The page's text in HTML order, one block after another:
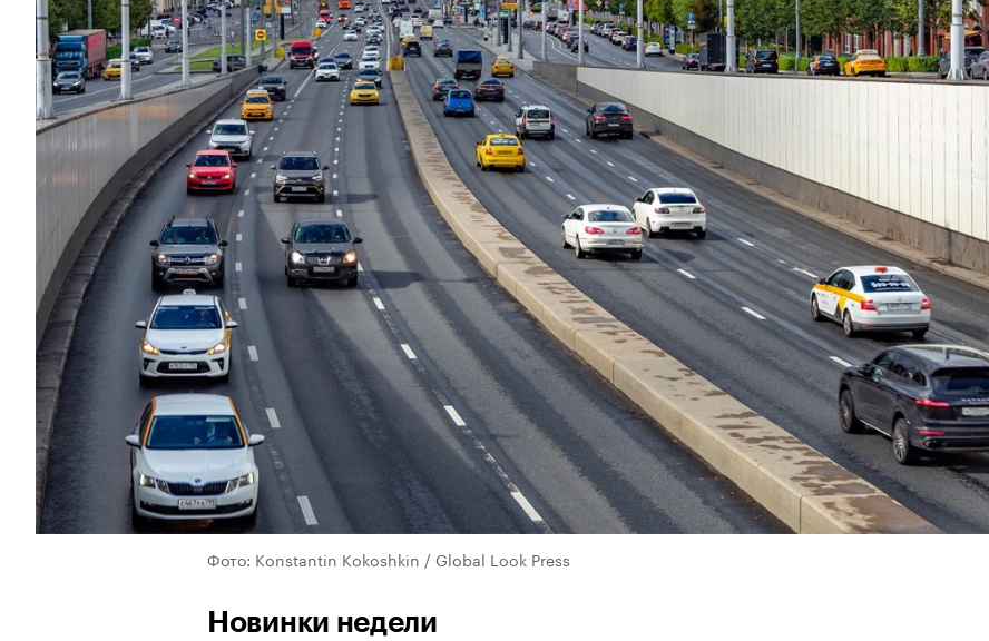
Фото: Konstantin Kokoshkin / Global Look Press
Новинки недели